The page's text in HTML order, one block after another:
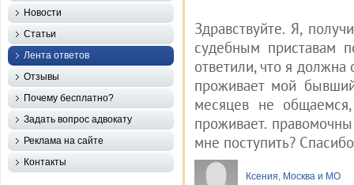
Здравствуйте. Я,
судебным приставам
ответили, что я должна
проживает мой
месяцев не
проживает.
мне поступить?
Ксения, Москва и МО
Новости
Статьи
Лента ответов
Отзывы
Почему бесплатно?
Задать вопрос адвокату
Реклама на сайте
Контакты